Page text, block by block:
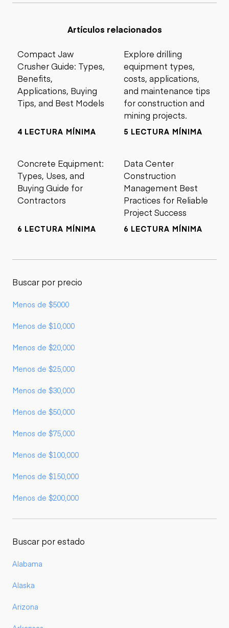
Artículos relacionados
Compact Jaw
Crusher Guide: Types,
Benefits,
Applications, Buying
Tips, and Best Models
4 LECTURA MÍNIMA
Explore drilling
equipment types,
costs, applications,
and maintenance tips
for construction and
mining projects.
5 LECTURA MÍNIMA
Concrete Equipment:
Types, Uses, and
Buying Guide for
Contractors
6 LECTURA MÍNIMA
Data Center
Construction
Management Best
Practices for Reliable
Project Success
6 LECTURA MÍNIMA
Buscar por precio
Menos de $5000
Menos de $10,000
Menos de $20,000
Menos de $25,000
Menos de $30,000
Menos de $50,000
Menos de $75,000
Menos de $100,000
Menos de $150,000
Menos de $200,000
Buscar por estado
Alabama
Alaska
Arizona